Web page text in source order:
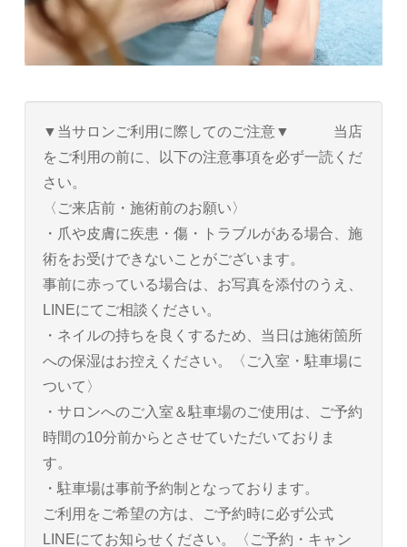
▼当サロンご利用に際してのご注意▼ 当店
をご利用の前に、以下の注意事項を必ず一読くだ
さい。
〈ご来店前・施術前のお願い〉
・爪や皮膚に疾患・傷・トラブルがある場合、施
術をお受けできないことがございます。
事前に赤っている場合は、お写真を添付のうえ、
LINEにてご相談ください。
・ネイルの持ちを良くするため、当日は施術箇所
への保湿はお控えください。〈ご入室・駐車場に
ついて〉
・サロンへのご入室＆駐車場のご使用は、ご予約
時間の10分前からとさせていただいておりま
す。
・駐車場は事前予約制となっております。
ご利用をご希望の方は、ご予約時に必ず公式
LINEにてお知らせください。〈ご予約・キャン